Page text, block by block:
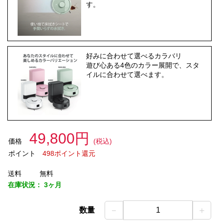
す。
好みに合わせて選べるカラバリ
遊び心ある4色のカラー展開で、スタ
イルに合わせて選べます。
価格 49,800円
(税込)
ポイント
498ポイント還元
送料
無料
在庫状況： 3ヶ月
数量 － 1 ＋